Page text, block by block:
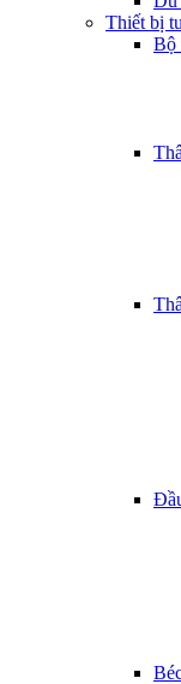
Thiết bị
Bộ